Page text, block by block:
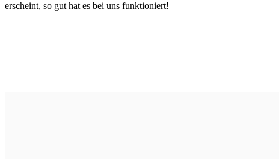
erscheint, so gut hat es bei uns funktioniert!